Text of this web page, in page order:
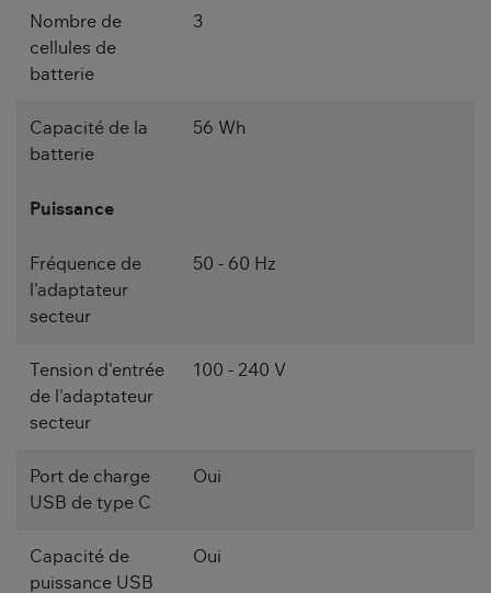
Nombre de
cellules de
batterie
3
Capacité de la
batterie
56 Wh
Puissance
Fréquence de
l'adaptateur
secteur
50 - 60 Hz
Tension d'entrée
de l'adaptateur
secteur
100 - 240 V
Port de charge
USB de type C
Oui
Capacité de
puissance USB
Oui